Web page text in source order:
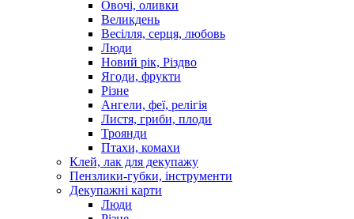
Овочі, оливки
Великдень
Весілля, серця, любовь
Люди
Новий рік, Різдво
Ягоди, фрукти
Різне
Ангели, феї, релігія
Листя, гриби, плоди
Троянди
Птахи, комахи
Клей, лак для декупажу
Пензлики-губки, інструменти
Декупажні карти
Люди